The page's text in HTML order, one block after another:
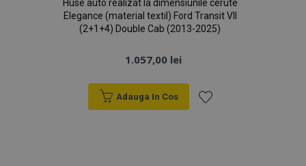
Huse auto realizat la dimensiunile cerute
Elegance (material textil) Ford Transit VII
(2+1+4) Double Cab (2013-2025)
1.057,00 lei
Adauga In Cos